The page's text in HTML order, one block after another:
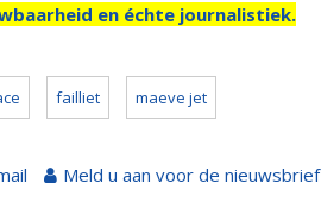
en échte journalistiek.
failliet maeve jet
Meld u aan voor de nieuwsbrief